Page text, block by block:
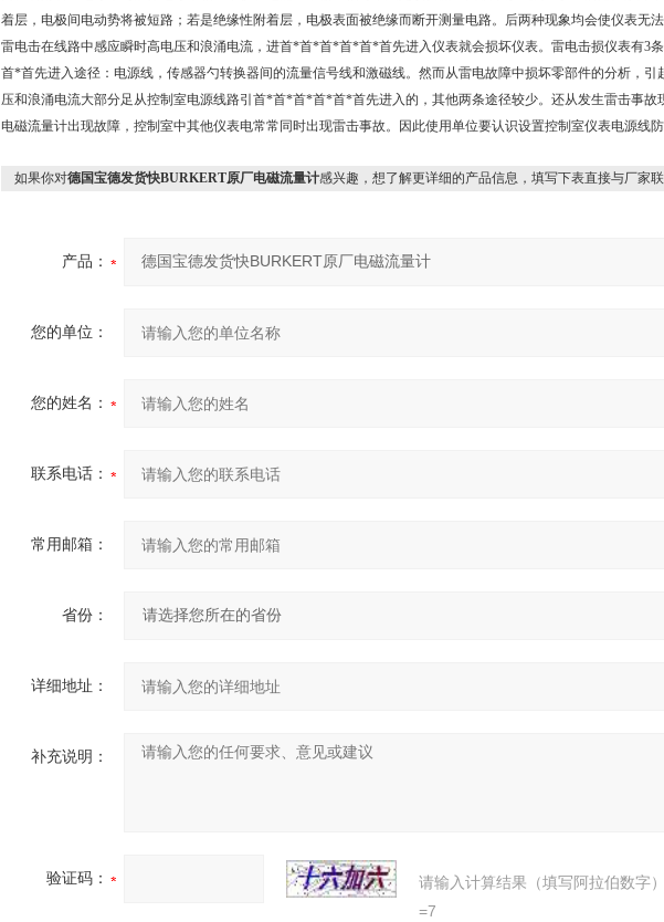
着层，电极间电动势将被短路；若是绝缘性附着层，电极表面被绝缘而断开测量电路。后两种现象均会使仪表无法
雷电击在线路中感应瞬时高电压和浪涌电流，进首*首*首*首*首*首先进入仪表就会损坏仪表。雷电击损仪表有3
首*首先进入途径：电源线，传感器勺转换器间的流量信号线和激磁线。然而从雷电故障中损坏零部件的分析，引
压和浪涌电流大部分足从控制室电源线路引首*首*首*首*首*首先进入的，其他两条途径较少。还从发生雷击事故
电磁流量计出现故障，控制室中其他仪表电常常同时出现雷击事故。因此使用单位要认识设置控制室仪表电源线
如果你对德国宝德发货快BURKERT原厂电磁流量计感兴趣，想了解更详细的产品信息，填写下表直接与厂家联
产品：
您的单位：
您的姓名：
联系电话：
常用邮箱：
省份：
详细地址：
补充说明：
验证码：
请输入计算结果（填写阿拉伯数字
=7